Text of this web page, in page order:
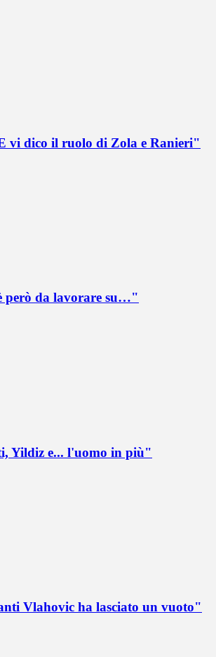
vi dico il ruolo di Zola e Ranieri"
però da lavorare su…"
Yildiz e... l'uomo in più"
Vlahovic ha lasciato un vuoto"